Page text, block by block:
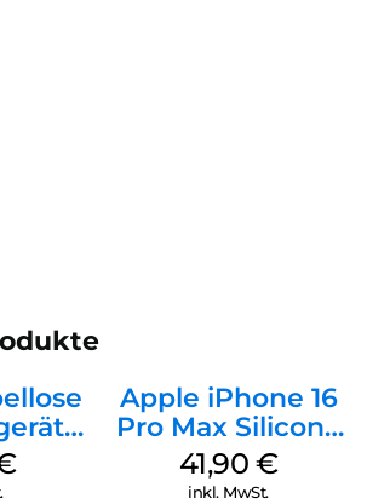
Apple iPhone 16
Pro Max Silicone
Case MagSafe
Ultramarine
41,90 €
inkl. MwSt.